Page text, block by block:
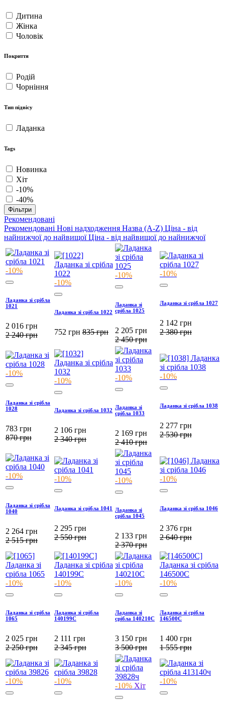
Дитина
Жінка
Чоловік
Покриття
Родій
Чорніння
Тип підвісу
Ладанка
Tags
Новинка
Хіт
-10%
-40%
Фільтри
Рекомендовані
Рекомендовані Нові надходження Назва (A-Z) Ціна - від
найнижчої до найвищої Ціна - від найвищої до найнижчої
-10%
Ладанка зі срібла
1021
2 016 грн
2 240грн
-10%
Ладанка зі срібла 1022
752 грн 835грн
-10%
Ладанка зі
срібла 1025
2 205 грн
2 450грн
-10%
Ладанка зі срібла 1027
2 142 грн
2 380грн
-10%
Ладанка зі срібла
1028
783 грн
870грн
-10%
Ладанка зі срібла 1032
2 106 грн
2 340грн
-10%
Ладанка зі
срібла 1033
2 169 грн
2 410грн
-10%
Ладанка зі срібла 1038
2 277 грн
2 530грн
-10%
Ладанка зі срібла
1040
2 264 грн
2 515грн
-10%
Ладанка зі срібла 1041
2 295 грн
2 550грн
-10%
Ладанка зі
срібла 1045
2 133 грн
2 370грн
-10%
Ладанка зі срібла 1046
2 376 грн
2 640грн
-10%
Ладанка зі срібла
1065
2 025 грн
2 250грн
-10%
Ладанка зі срібла
140199С
2 111 грн
2 345грн
-10%
Ладанка зі
срібла 140210С
3 150 грн
3 500грн
-10%
Ладанка зі срібла
146500С
1 400 грн
1 555грн
-10% -10%
-10% Хіт
-10%